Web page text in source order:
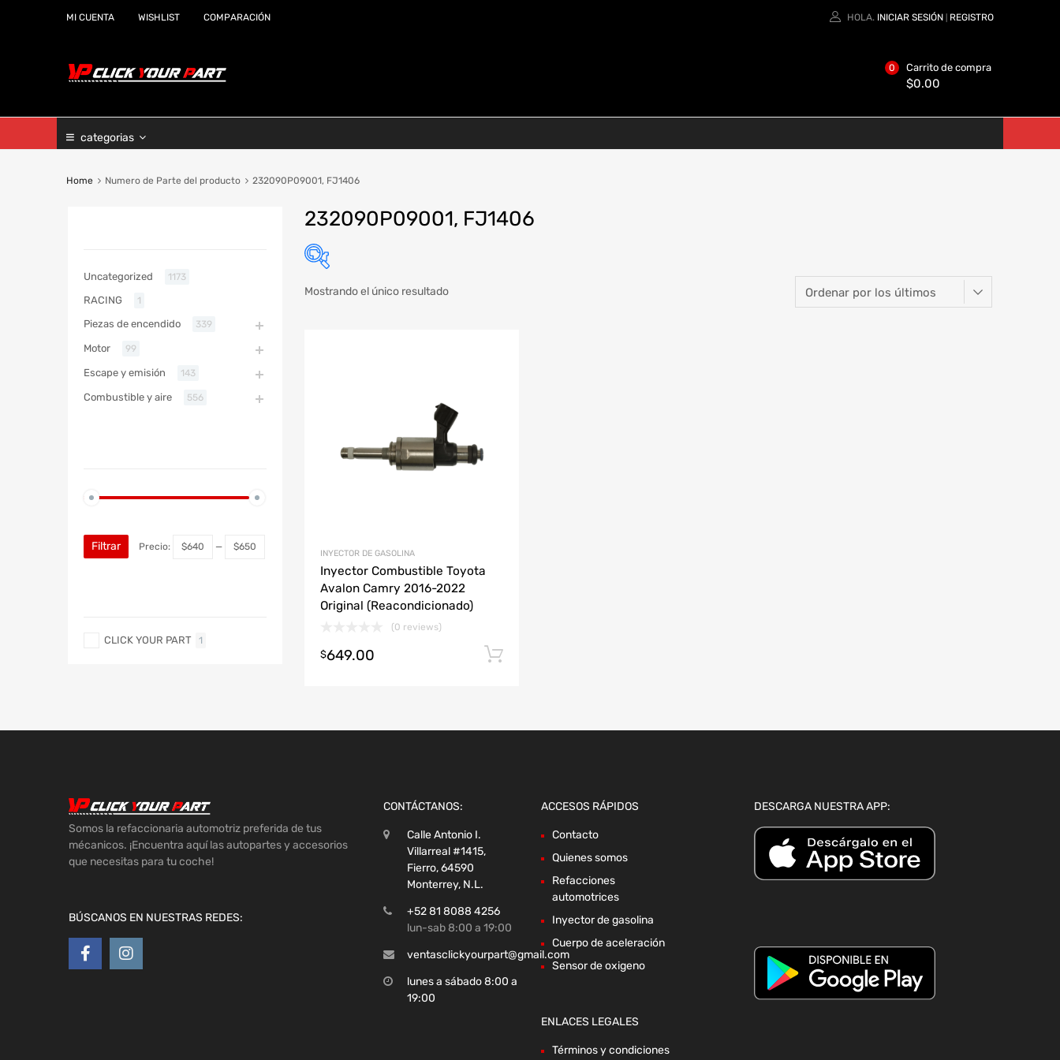
MI CUENTA WISHLIST COMPARACIÓN HOLA. INICIAR SESIÓN REGISTRO
Carrito de compra
$0.00
0
categorias
Home Numero de Parte del producto 232090P09001, FJ1406
232090P09001, FJ1406
ABARTH AUDI CHEVROLETDODGE
Mostrando el único resultado
INYECTOR DE GASOLINA
Inyector Combustible Toyota
Avalon Camry 2016-2022
Original (Reacondicionado)
(0 reviews)
$649.00
Uncategorized 1173
RACING 1
Piezas de encendido 339
Motor 99
Escape y emisión 143
Combustible y aire 556
Filtrar Precio: $640 — $650
CLICK YOUR PART 1
Somos la refaccionaria automotriz preferida de tus
mécanicos. ¡Encuentra aquí las autopartes y accesorios
que necesitas para tu coche!
BÚSCANOS EN NUESTRAS REDES:
CONTÁCTANOS:
Calle Antonio I.
Villarreal #1415,
Fierro, 64590
Monterrey, N.L.
+52 81 8088 4256
lun-sab 8:00 a 19:00
ventasclickyourpart@gmail.com
lunes a sábado 8:00 a
19:00
ACCESOS RÁPIDOS
Contacto
Quienes somos
Refacciones
automotrices
Inyector de gasolina
Cuerpo de aceleración
Sensor de oxigeno
ENLACES LEGALES
Términos y condiciones
DESCARGA NUESTRA APP: